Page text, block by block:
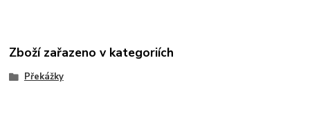
Zboží zařazeno v kategoriích
Překážky